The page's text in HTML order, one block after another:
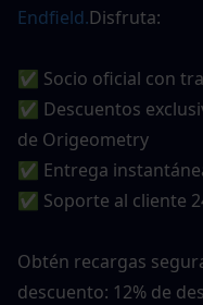
Endfield.Disfruta:
✅ Socio oficial con
✅ Descuentos
de Origeometry
✅ Entrega
✅ Soporte al cliente
Obtén recargas
descuento: 12% de